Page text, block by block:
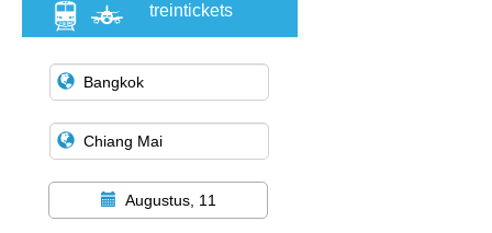
treintickets
Augustus, 11